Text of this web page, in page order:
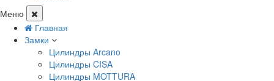
Меню
Главная
Замки
Цилиндры Arcano
Цилиндры CISA
Цилиндры MOTTURA